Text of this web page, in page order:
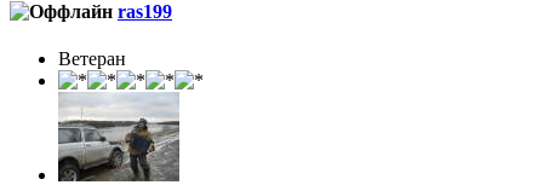
ras199
Ветеран